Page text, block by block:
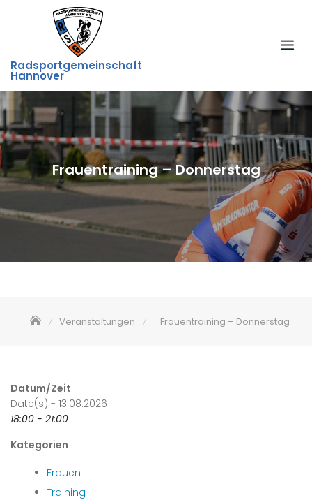
Radsportgemeinschaft
Hannover
Frauentraining – Donnerstag
Veranstaltungen Frauentraining – Donnerstag
Datum/Zeit
Date(s) - 13.08.2026
18:00 - 21:00
Kategorien
Frauen
Training